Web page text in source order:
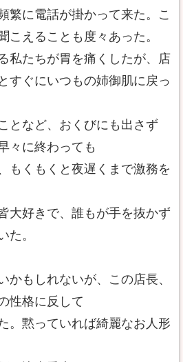
繁に電話が掛かって来た。こ
こえることも度々あった。
私たちが胃を痛くしたが、店
すぐにいつもの姉御肌に戻っ
となど、おくびにも出さず
々に終わっても
もくもくと夜遅くまで激務を
大好きで、誰もが手を抜かず
た。
かもしれないが、この店長、
性格に反して
。黙っていれば綺麗なお人形